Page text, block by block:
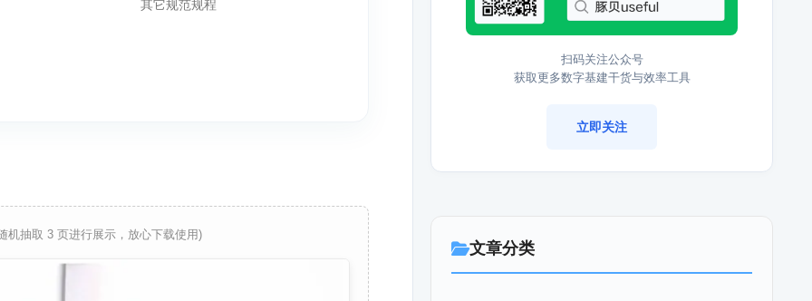
其它规范规程
机抽取 3 页进行展示，放心下载使用)
扫码关注公众号
获取更多数字基建干货与效率工具
立即关注
文章分类